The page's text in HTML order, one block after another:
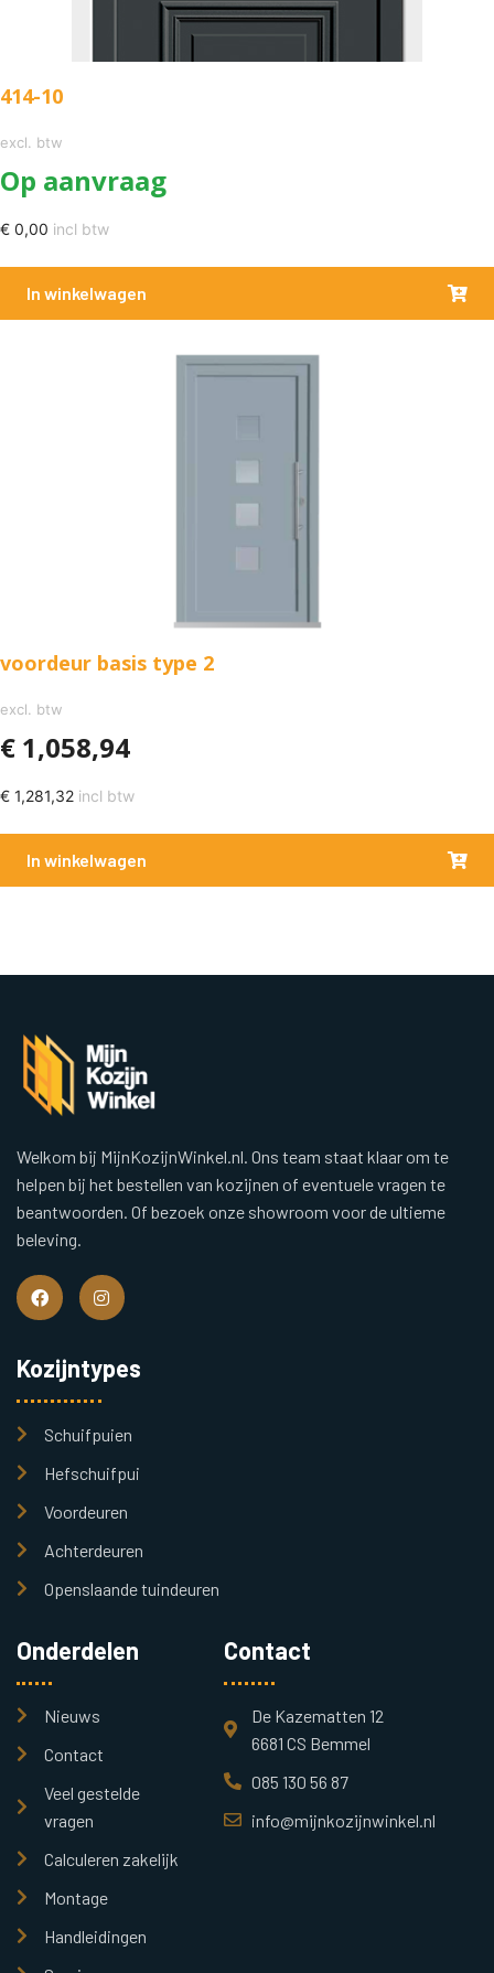
414-10
excl. btw
Op aanvraag
€ 0,00 incl btw
In winkelwagen
voordeur basis type 2
excl. btw
€ 1,058,94
€ 1,281,32 incl btw
In winkelwagen
Welkom bij MijnKozijnWinkel.nl. Ons team staat klaar om te
helpen bij het bestellen van kozijnen of eventuele vragen te
beantwoorden. Of bezoek onze showroom voor de ultieme
beleving.
Kozijntypes
Schuifpuien
Hefschuifpui
Voordeuren
Achterdeuren
Openslaande tuindeuren
Onderdelen
Nieuws
Contact
Veel gestelde
vragen
Calculeren zakelijk
Montage
Handleidingen
Contact
De Kazematten 12
6681 CS Bemmel
085 130 56 87
info@mijnkozijnwinkel.nl